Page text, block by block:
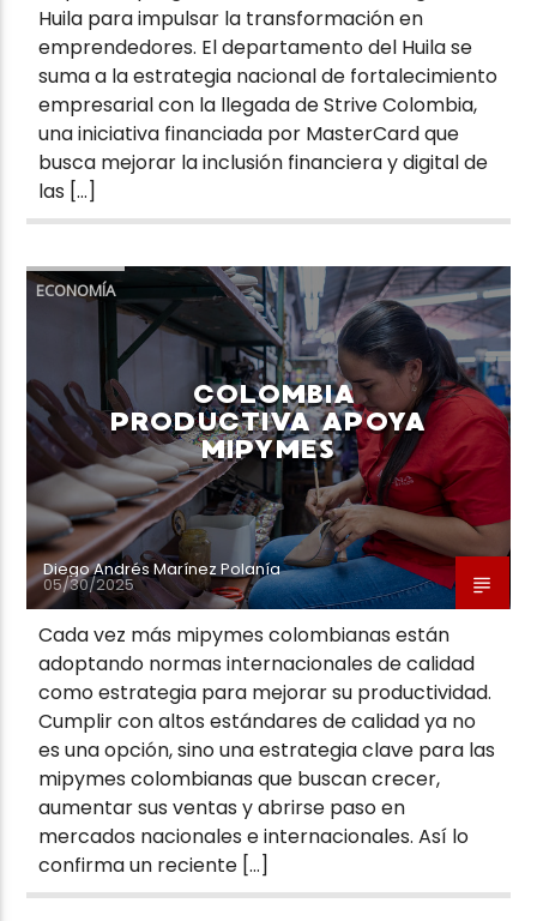
Huila para impulsar la transformación en
emprendedores. El departamento del Huila se
suma a la estrategia nacional de fortalecimiento
empresarial con la llegada de Strive Colombia,
una iniciativa financiada por MasterCard que
busca mejorar la inclusión financiera y digital de
las […]
ECONOMÍA
COLOMBIA
PRODUCTIVA APOYA
MIPYMES
Diego Andrés Marínez Polanía
05/30/2025
Cada vez más mipymes colombianas están
adoptando normas internacionales de calidad
como estrategia para mejorar su productividad.
Cumplir con altos estándares de calidad ya no
es una opción, sino una estrategia clave para las
mipymes colombianas que buscan crecer,
aumentar sus ventas y abrirse paso en
mercados nacionales e internacionales. Así lo
confirma un reciente […]